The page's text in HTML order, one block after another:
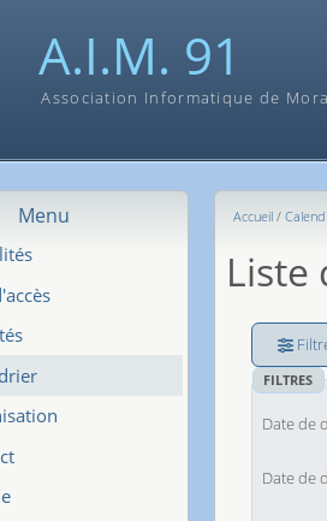
A.I.M. 91
Association Informatique de
Menu Accueil
Liste
FILTRES
Date de
Date de